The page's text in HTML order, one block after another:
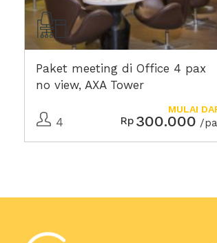
Paket meeting di Office 4 pax
no view, AXA Tower
4 Rp 300.000 /
MULAI